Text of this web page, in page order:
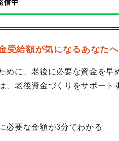
信中
受給額が気になるあなたへ
めに、老後に必要な資金を早
、老後資金づくりをサポート
必要な金額が3分でわかる